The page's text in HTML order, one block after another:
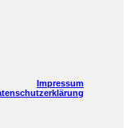
Impressum